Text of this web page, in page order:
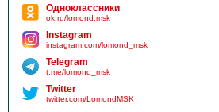
Одноклассники
ok.ru/lomond.msk
Instagram
instagram.com/lomond_msk
Telegram
t.me/lomond_msk
Twitter
twitter.com/LomondMSK